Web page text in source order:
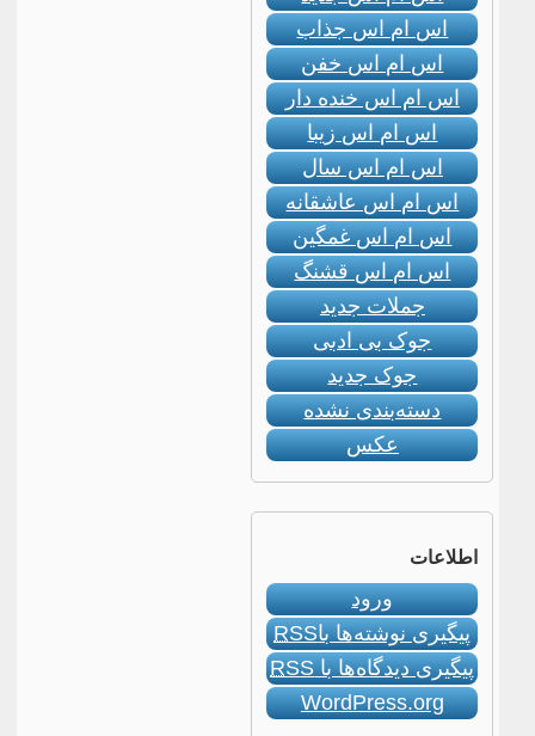
اس ام اس جذاب
اس ام اس خفن
اس ام اس خنده دار
اس ام اس زیبا
اس ام اس سال
اس ام اس عاشقانه
اس ام اس غمگین
اس ام اس قشنگ
جملات جدید
جوک بی ادبی
جوک جدید
دسته‌بندی نشده
عکس
اطلاعات
ورود
پیگیری نوشته‌ها باRSS
پیگیری دیدگاه‌ها باRSS
WordPress.org